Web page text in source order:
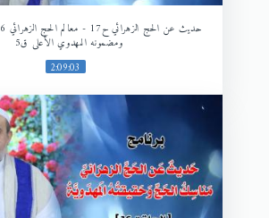
ومضمونه المهدوي الأعلى ق5
2:09:03